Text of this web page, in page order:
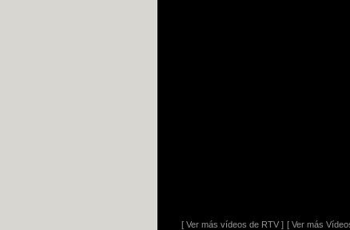
[ Ver más vídeos de RTV ] [ Ver más